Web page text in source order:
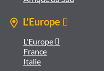
L'Europe 
L'Europe 
France
Italie